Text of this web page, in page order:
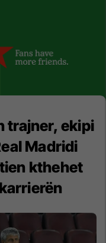
trajner, ekipi
Madridi
kthehet